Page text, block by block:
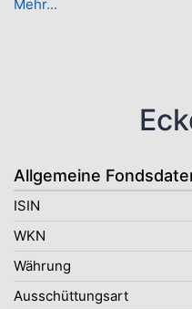
Mehr...
Allgemeine
ISIN
WKN
Währung
Ausschüttungsart